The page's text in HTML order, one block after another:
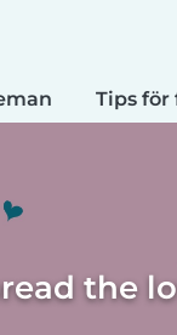
Tips
the